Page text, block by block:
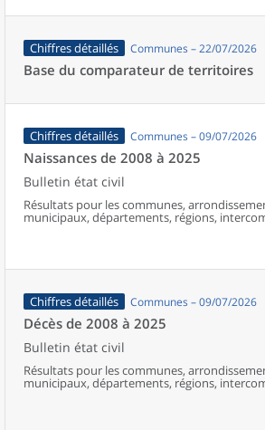
Chiffres détaillés Communes – 22/07/2026
Base du comparateur de territoires
Chiffres détaillés Communes – 09/07/2026
Naissances de 2008 à 2025
Bulletin état civil
Résultats pour les communes,
municipaux, départements, régions,
d’emploi, bassins de vie, unités urbaines et
Chiffres détaillés Communes – 09/07/2026
Décès de 2008 à 2025
Bulletin état civil
Résultats pour les communes,
municipaux, départements, régions,
d’emploi, bassins de vie, unités urbaines et